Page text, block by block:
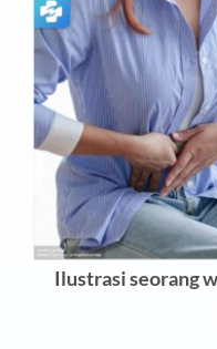
Ilustrasi seorang